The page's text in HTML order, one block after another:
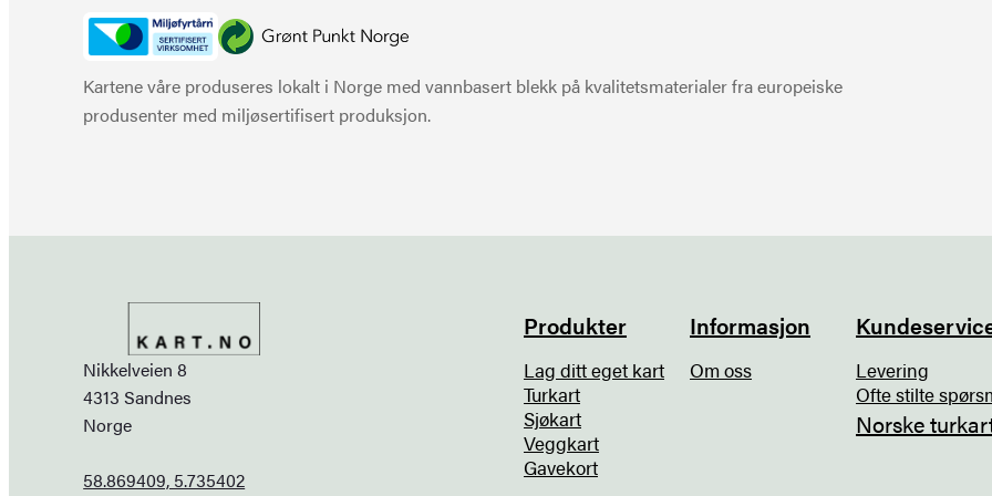
Kartene våre produseres lokalt i Norge med vannbasert blekk på kvalitetsmaterialer fra europeiske
produsenter med miljøsertifisert produksjon.
Nikkelveien 8
4313 Sandnes
Norge
58.869409, 5.735402
Produkter
Lag ditt eget kart
Turkart
Sjøkart
Veggkart
Gavekort
Informasjon
Om oss
Levering
Ofte stilte
Norske